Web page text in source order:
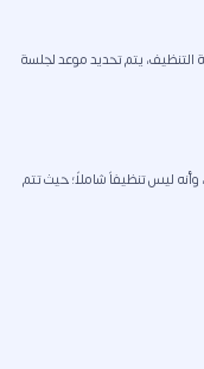
التنظيف، يتم تحديد موعد لجلسة
وأنه ليس تنظيفاً شاملاً؛ حيث تتم